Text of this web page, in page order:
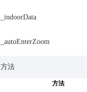
_indoorData
_autoEnterZoom
方法
方法